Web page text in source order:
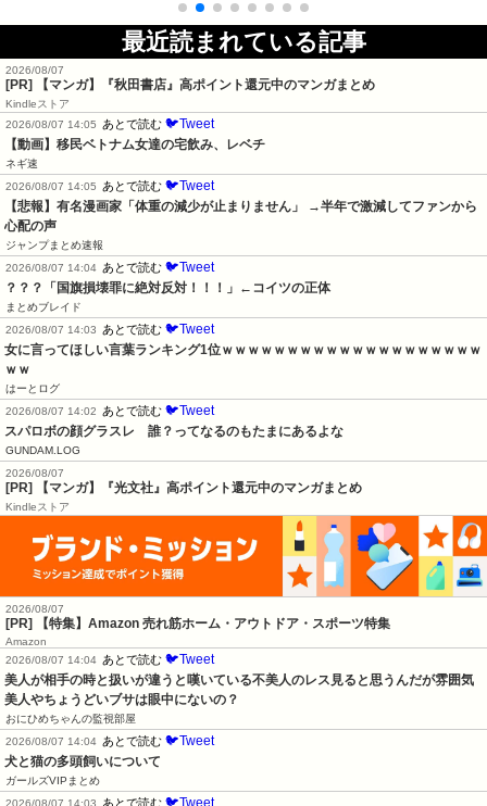
最近読まれている記事
2026/08/07
[PR] 【マンガ】『秋田書店』高ポイント還元中のマンガまとめ
Kindleストア
2026/08/07 14:05
あとで読む 🐦Tweet
【動画】移民ベトナム女達の宅飲み、レベチ
ネギ速
2026/08/07 14:05
あとで読む 🐦Tweet
【悲報】有名漫画家「体重の減少が止まりません」 →半年で激減してファンから
心配の声
ジャンプまとめ速報
2026/08/07 14:04 あとで読む 🐦Tweet
？？？「国旗損壊罪に絶対反対！！！」←コイツの正体
まとめブレイド
2026/08/07 14:03
あとで読む 🐦Tweet
女に言ってほしい言葉ランキング1位ｗｗｗｗｗｗｗｗｗｗｗｗｗｗｗｗｗｗｗｗ
ｗｗ
はーとログ
2026/08/07 14:02
あとで読む 🐦Tweet
スパロボの顔グラスレ　誰？ってなるのもたまにあるよな
GUNDAM.LOG
2026/08/07
[PR] 【マンガ】『光文社』高ポイント還元中のマンガまとめ
Kindleストア
2026/08/07
[PR] 【特集】Amazon 売れ筋ホーム・アウトドア・スポーツ特集
Amazon
2026/08/07 14:04 あとで読む 🐦Tweet
美人が相手の時と扱いが違うと嘆いている不美人のレス見ると思うんだが雰囲気
美人やちょうどいブサは眼中にないの？
おにひめちゃんの監視部屋
2026/08/07 14:04 あとで読む 🐦Tweet
犬と猫の多頭飼いについて
ガールズVIPまとめ
あとで読む